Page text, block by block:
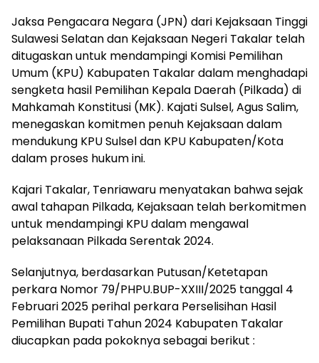
Jaksa Pengacara Negara (JPN) dari Kejaksaan Tinggi
Sulawesi Selatan dan Kejaksaan Negeri Takalar telah
ditugaskan untuk mendampingi Komisi Pemilihan
Umum (KPU) Kabupaten Takalar dalam menghadapi
sengketa hasil Pemilihan Kepala Daerah (Pilkada) di
Mahkamah Konstitusi (MK). Kajati Sulsel, Agus Salim,
menegaskan komitmen penuh Kejaksaan dalam
mendukung KPU Sulsel dan KPU Kabupaten/Kota
dalam proses hukum ini.
Kajari Takalar, Tenriawaru menyatakan bahwa sejak
awal tahapan Pilkada, Kejaksaan telah berkomitmen
untuk mendampingi KPU dalam mengawal
pelaksanaan Pilkada Serentak 2024.
Selanjutnya, berdasarkan Putusan/Ketetapan
perkara Nomor 79/PHPU.BUP-XXIII/2025 tanggal 4
Februari 2025 perihal perkara Perselisihan Hasil
Pemilihan Bupati Tahun 2024 Kabupaten Takalar
diucapkan pada pokoknya sebagai berikut :